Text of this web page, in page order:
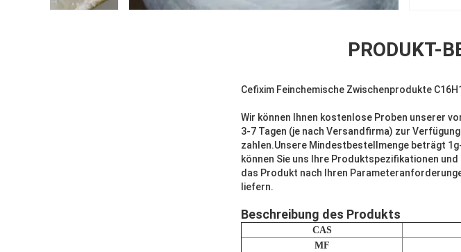
PRODUKT-
Cefixim Feinchemische Zwischenprodukte
Wir können Ihnen kostenlose Proben unserer
3-7 Tagen (je nach Versandfirma) zur
zahlen.Unsere Mindestbestellmenge beträgt
können Sie uns Ihre Produktspezifikationen
das Produkt nach Ihren
liefern.
Beschreibung des Produkts
CAS
MF